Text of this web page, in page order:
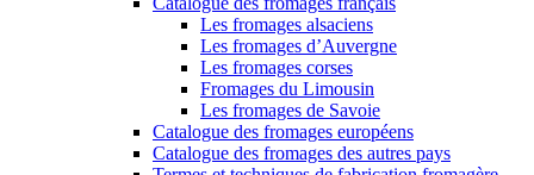
Les fromages alsaciens
Les fromages d’Auvergne
Les fromages corses
Fromages du Limousin
Les fromages de Savoie
Catalogue des fromages européens
Catalogue des fromages des autres pays